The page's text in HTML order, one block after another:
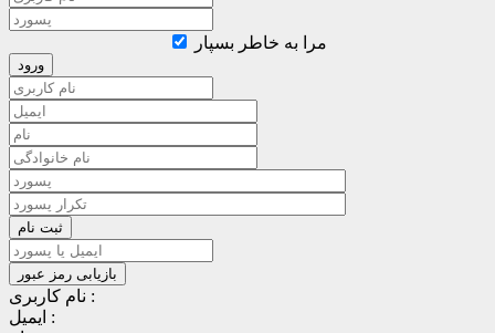
مرا به خاطر بسپار
نام کاربری :
ایمیل :